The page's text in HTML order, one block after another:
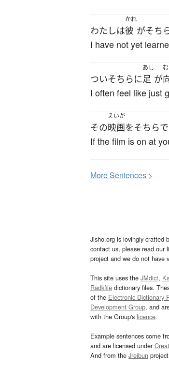
わたしは
かれ
彼 がそち
I have not yet
ついそちらに
あし
足 が
む
I often feel like just
その
えいが
映画をそちらで
If the film is on at
MoreSentences >
Jisho.org is lovingly crafted
contact us, please read our
project and we do not have
This site uses the JMdict,
Radkfile dictionary files.
of the Electronic Dictionary
Development Group, and
with the Group's licence.
Example sentences come
and are licensed under
And from the Jreibun